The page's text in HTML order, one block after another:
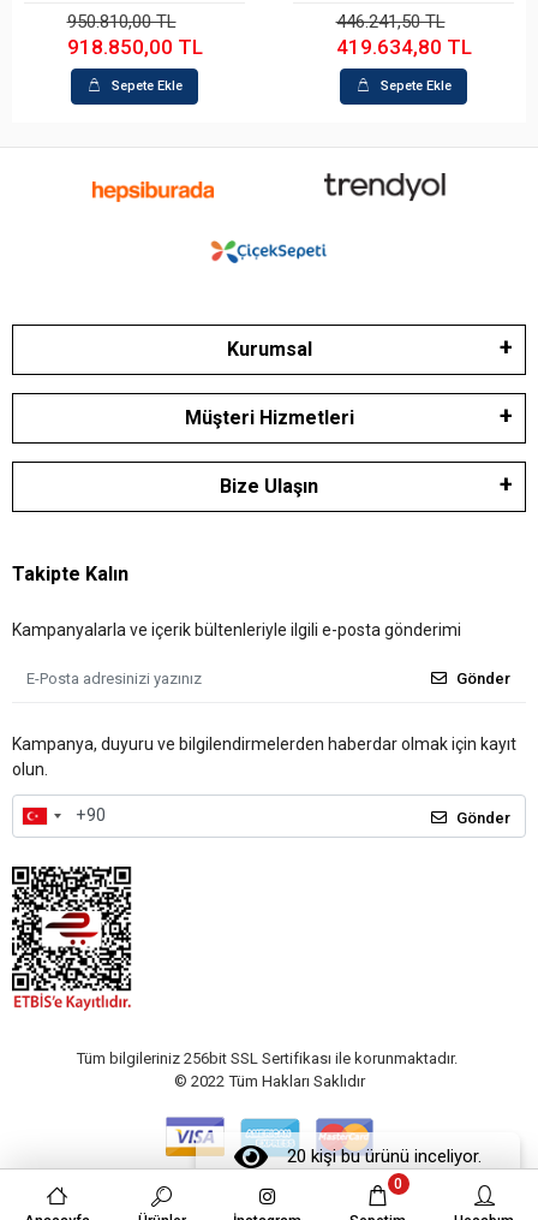
20 kişi bu ürünü inceliyor.
419.634,80 TL
Kurumsal
Müşteri Hizmetleri
Bize Ulaşın
Takipte Kalın
Kampanyalarla ve içerik bültenleriyle ilgili e-posta gönderimi
Gönder
Kampanya, duyuru ve bilgilendirmelerden haberdar olmak için kayıt
olun.
Gönder
Tüm bilgileriniz 256bit SSL Sertifikası ile korunmaktadır.
© 2022 Tüm Hakları Saklıdır
0